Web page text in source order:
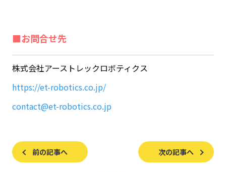
■お問合せ先
株式会社アーストレックロボティクス
https://et-robotics.co.jp/
contact@et-robotics.co.jp
前の記事へ 次の記事へ